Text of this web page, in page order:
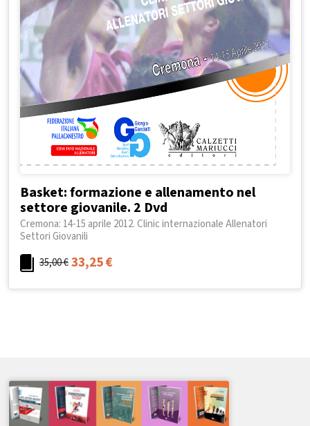
Basket: formazione e allenamento nel
settore giovanile. 2 Dvd
Cremona: 14-15 aprile 2012. Clinic internazionale Allenatori
Settori Giovanili
35,00€33,25€